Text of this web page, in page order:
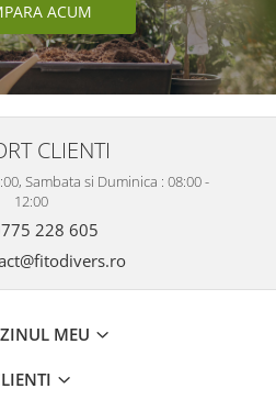
ACUM
CLIENTI
Sambata si Duminica : 08:00 -
12:00
228 605
MEU